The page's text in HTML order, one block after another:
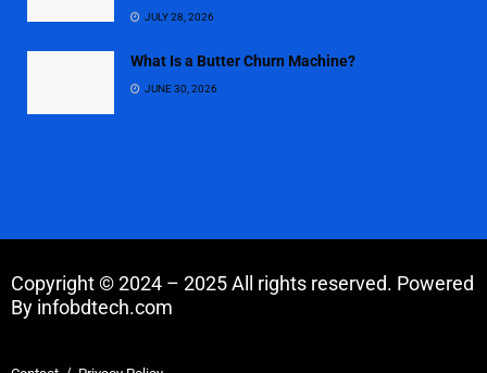
JULY 28, 2026
What Is a Butter Churn Machine?
JUNE 30, 2026
Copyright © 2024 – 2025 All rights reserved. Powered
By infobdtech.com